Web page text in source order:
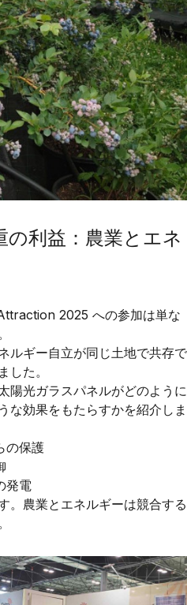
利益：農業とエネ
2025 への参加は単な
ルギー自立が同じ土地で共存で
した。
陽光ガラスパネルがどのように
な効果をもたらすかを紹介しま
の保護
発電
。 農業とエネルギーは競合する